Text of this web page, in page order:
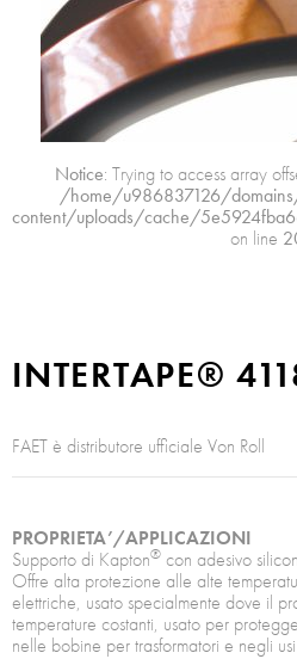
Notice: Trying to access array
/home/u986837126/
content/uploads/cache/
on line
INTERTAPE®
FAET è distributore ufficiale Von Roll
PROPRIETA’/APPLICAZIONI
Supporto di Kapton® con adesivo
Offre alta protezione alle alte
elettriche, usato specialmente dove il
temperature costanti, usato per
nelle bobine per trasformatori e negli